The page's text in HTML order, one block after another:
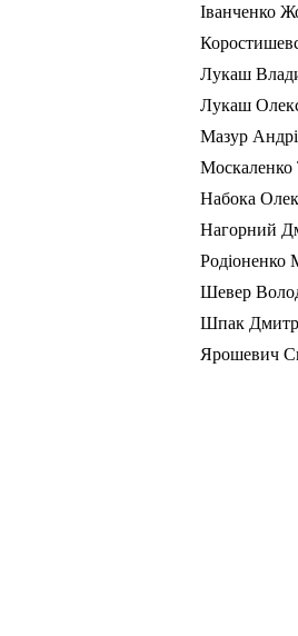
Іванченко
Лукаш
Лукаш
Мазур
Москаленко
Набока
Нагорний
Родіоненко
Шевер
Шпак
Ярошевич